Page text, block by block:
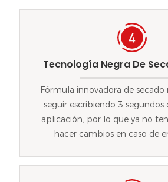
Tecnología Negra De
Fórmula innovadora de secado
seguir escribiendo 3 segundos
aplicación, por lo que ya no
hacer cambios en caso de